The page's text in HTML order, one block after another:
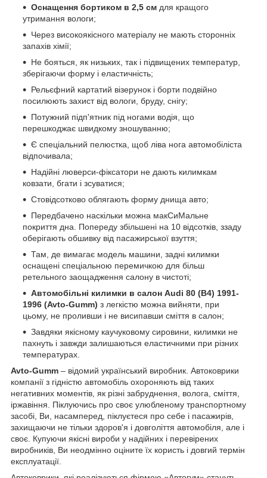
Оснащення бортиком в 2,5 см для кращого
утримання вологи;
Через високоякісного матеріалу не мають сторонніх
запахів хімії;
Не бояться, як низьких, так і підвищених температур,
зберігаючи форму і еластичність;
Рельєфний картатий візерунок і борти подвійно
посилюють захист від вологи, бруду, снігу;
Потужний підп'ятник під ногами водія, що
перешкоджає швидкому зношуванню;
Є спеціальний пелюстка, щоб ліва нога автомобіліста
відпочивала;
Надійні люверси-фіксатори не дають килимкам
ковзати, бгати і зсуватися;
Стовідсотково облягають форму днища авто;
Передбачено наскільки можна макСиМальне
покриття дна. Попереду збільшені на 10 відсотків, ззаду
оберігають обшивку від пасажирської взуття;
Там, де вимагає модель машини, задні килимки
оснащені спеціальною перемичкою для більш
ретельного заощадження салону в чистоті;
Автомобільні килимки в салон Audi 80 (B4) 1991-
1996 (Avto-Gumm) з легкістю можна вийняти, при
цьому, не проливши і не висипавши сміття в салон;
Завдяки якісному каучуковому сировини, килимки не
пахнуть і завжди залишаються еластичними при різних
температурах.
Avto-Gumm – відомий український виробник. Автоковрики
компанії з гідністю автомобіль охороняють від таких
негативних моментів, як різні забруднення, волога, сміття,
іржавіння. Піклуючись про своє улюбленому транспортному
засобі, Ви, насамперед, піклуєтеся про себе і пасажирів,
захищаючи не тільки здоров'я і довголіття автомобіля, але і
своє. Купуючи якісні вироби у надійних і перевірених
виробників, Ви неодмінно оціните їх користь і довгий термін
експлуатації.